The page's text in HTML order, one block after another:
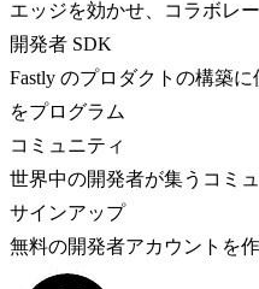
エッジを効かせ、コラボレ
開発者 SDK
Fastly のプロダクトの構築
をプログラム
コミュニティ
世界中の開発者が集うコミ
サインアップ
無料の開発者アカウントを